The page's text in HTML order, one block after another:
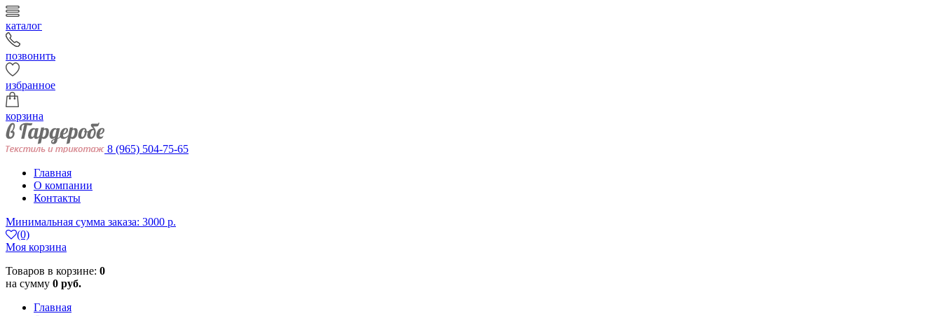
каталог
позвонить
избранное
корзина
8 (965) 504-75-65
Главная
О компании
Контакты
Минимальная сумма заказа: 3000 р.
(0)
Моя корзина
Товаров в корзине: 0
на сумму 0 руб.
Главная